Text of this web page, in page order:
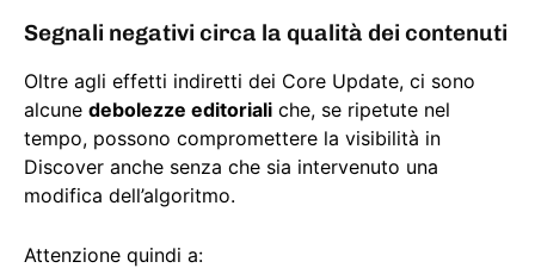
Segnali negativi circa la qualità dei contenuti
Oltre agli effetti indiretti dei Core Update, ci sono
alcune debolezze editoriali che, se ripetute nel
tempo, possono compromettere la visibilità in
Discover anche senza che sia intervenuto una
modifica dell’algoritmo.
Attenzione quindi a: